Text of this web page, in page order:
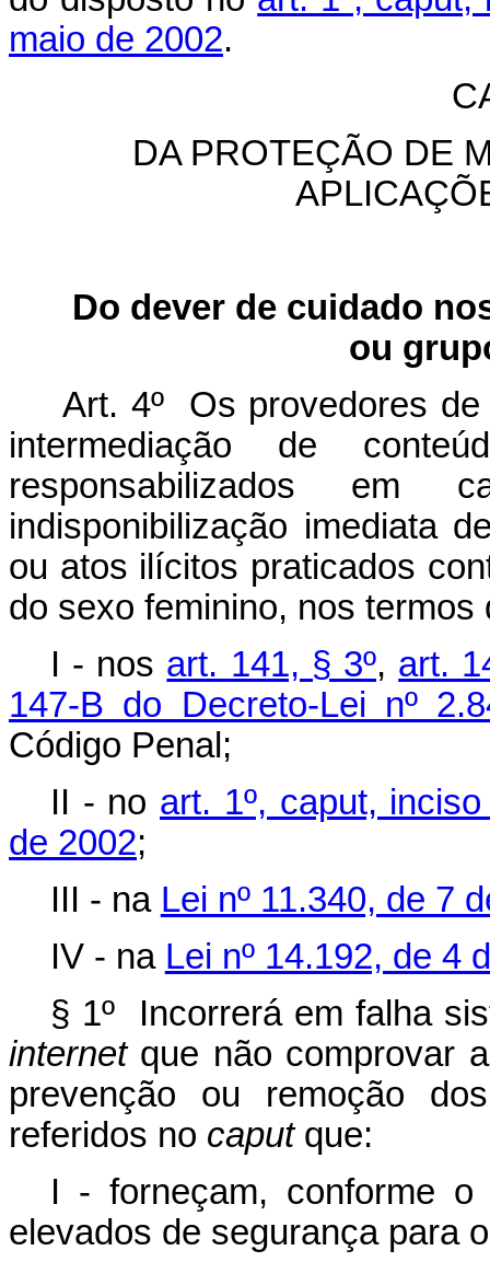
maio de 2002.
DA PROTEÇÃO DE
Do dever de cuidado
ou
Art. 4ºOs provedores de
intermediação de
responsabilizados
indisponibilização imediata
ou atos ilícitos praticados
do sexo feminino, nos termos
I - nos art. 141, § 3º, art.
147-B do Decreto-Lei nº
Código Penal;
II - no art. 1º, caput,
de 2002;
III - na Lei nº 11.340, de 7
IV - na Lei nº 14.192, de 4
§ 1º Incorrerá em falha
internetque não comprovar
prevenção ou remoção
referidos no caputque:
I - forneçam, conforme
elevados de segurança para